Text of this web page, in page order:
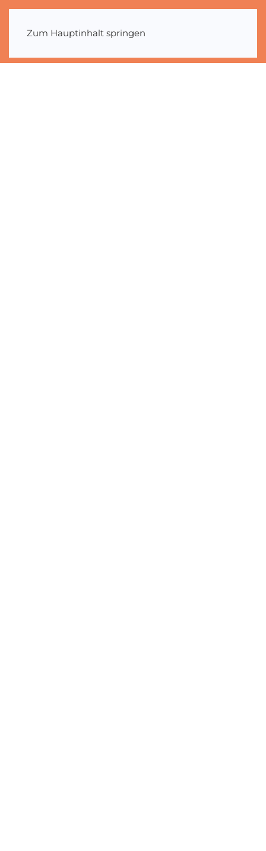
Zum Hauptinhalt springen